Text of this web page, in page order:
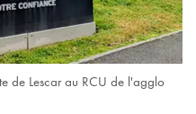
de Lescar au RCU de l'agglo